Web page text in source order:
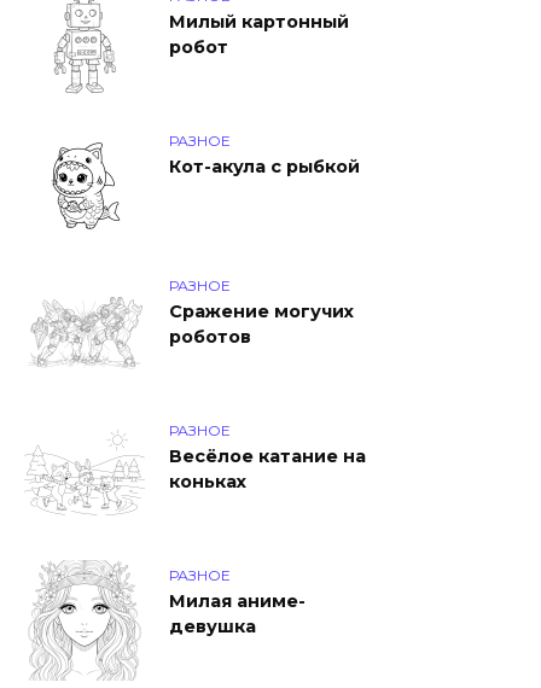
Милый картонный
робот
РАЗНОЕ
Кот-акула с рыбкой
РАЗНОЕ
Сражение могучих
роботов
РАЗНОЕ
Весёлое катание на
коньках
РАЗНОЕ
Милая аниме-
девушка